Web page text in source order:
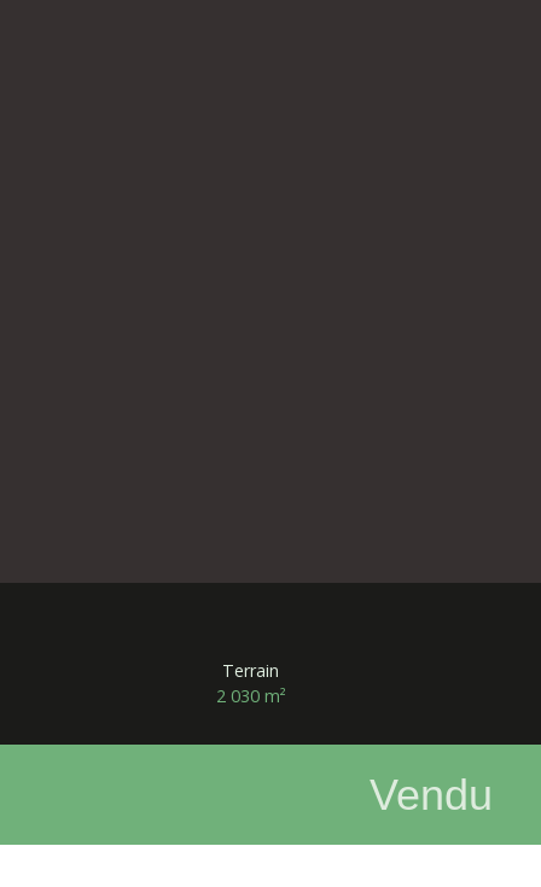
Terrain
2 030 m²
Vendu